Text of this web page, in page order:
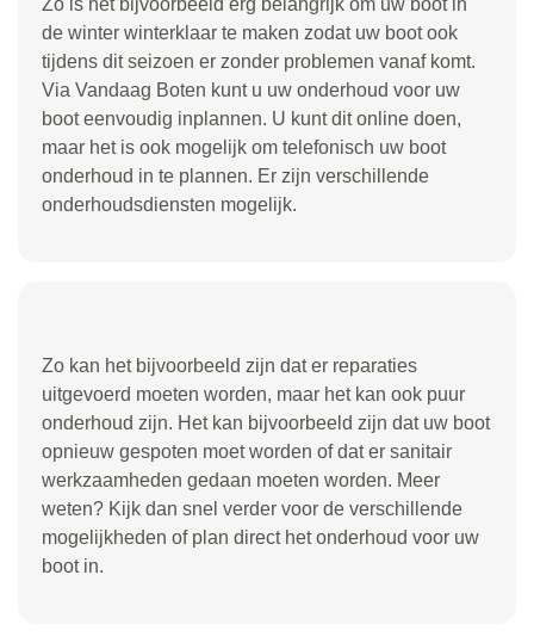
Zo is het bijvoorbeeld erg belangrijk om uw boot in
de winter winterklaar te maken zodat uw boot ook
tijdens dit seizoen er zonder problemen vanaf komt.
Via Vandaag Boten kunt u uw onderhoud voor uw
boot eenvoudig inplannen. U kunt dit online doen,
maar het is ook mogelijk om telefonisch uw boot
onderhoud in te plannen. Er zijn verschillende
onderhoudsdiensten mogelijk.
Zo kan het bijvoorbeeld zijn dat er reparaties
uitgevoerd moeten worden, maar het kan ook puur
onderhoud zijn. Het kan bijvoorbeeld zijn dat uw boot
opnieuw gespoten moet worden of dat er sanitair
werkzaamheden gedaan moeten worden. Meer
weten? Kijk dan snel verder voor de verschillende
mogelijkheden of plan direct het onderhoud voor uw
boot in.